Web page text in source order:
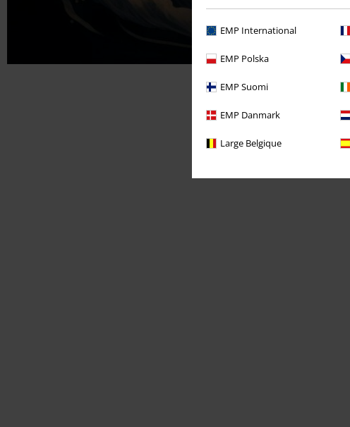
EMP International
EMP Polska
EMP Suomi
EMP Danmark
Large Belgique